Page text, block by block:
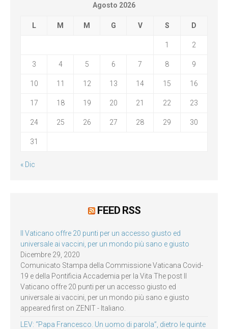
Agosto 2026
L M M G V S D
1 2
3 4 5 6 7 8 9
10 11 12 13 14 15 16
17 18 19 20 21 22 23
24 25 26 27 28 29 30
31
« Dic
FEED RSS
Il Vaticano offre 20 punti per un accesso giusto ed
universale ai vaccini, per un mondo più sano e giusto
Dicembre 29, 2020
Comunicato Stampa della Commissione Vaticana Covid-
19 e della Pontificia Accademia per la Vita The post Il
Vaticano offre 20 punti per un accesso giusto ed
universale ai vaccini, per un mondo più sano e giusto
appeared first on ZENIT - Italiano.
LEV: “Papa Francesco. Un uomo di parola”, dietro le quinte